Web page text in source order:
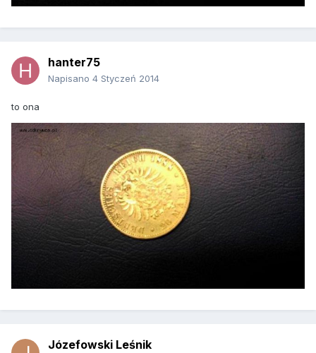
hanter75
Napisano 4 Styczeń 2014
to ona
Józefowski Leśnik